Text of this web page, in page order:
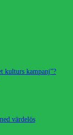
kulturs kampanj”?
värdelös